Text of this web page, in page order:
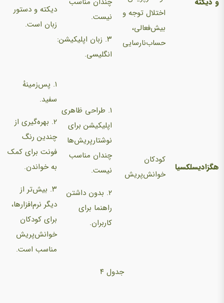
اختلال توجه و
بیش‌فعالی،
حساب‌نارسایی
نیست.
۳. زبان اپلیکیشن:
انگلیسی.
دیکته و دستور
زبان است.
هگزادیسلکسیا
کودکان
خوانش‌پریش
۱. طراحی ظاهری
اپلیکیشن برای
نوشتارپریش‌ها
چندان مناسب
نیست.
۲. بدون داشتن
راهنما برای
کاربران.
۱. پس‌زمینهٔ
سفید.
۲. بهره‌گیری از
چندین رنگ
فونت برای کمک
به خواندن.
۳. بیش‌تر از
دیگر نرم‌افزارها،
برای کودکان
خوانش‌پریش
مناسب است.
جدول ۴